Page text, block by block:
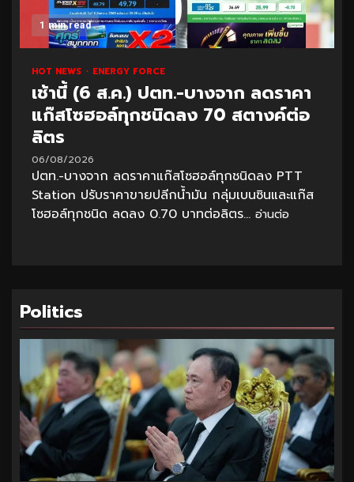
1 min read
HOT NEWS ENERGY FORCE
เช้านี้ (6 ส.ค.) ปตท.-บางจาก ลดราคา
แก๊สโซฮอล์ทุกชนิดลง 70 สตางค์ต่อ
ลิตร
06/08/2026
ปตท.-บางจาก ลดราคาแก๊สโซฮอล์ทุกชนิดลง PTT
Station ปรับราคาขายปลีกน้ำมัน กลุ่มเบนซินและแก๊ส
โซฮอล์ทุกชนิด ลดลง 0.70 บาทต่อลิตร... อ่านต่อ
Politics